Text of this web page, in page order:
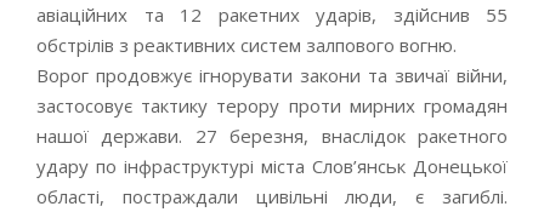
авіаційних та 12 ракетних ударів, здійснив 55
обстрілів з реактивних систем залпового вогню.
Ворог продовжує ігнорувати закони та звичаї війни,
застосовує тактику терору проти мирних громадян
нашої держави. 27 березня, внаслідок ракетного
удару по інфраструктурі міста Слов’янськ Донецької
області, постраждали цивільні люди, є загиблі.